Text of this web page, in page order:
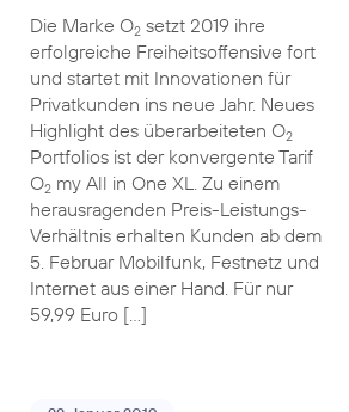
Die Marke O2setzt 2019 ihre
erfolgreiche Freiheitsoffensive fort
und startet mit Innovationen für
Privatkunden ins neue Jahr. Neues
Highlight des überarbeiteten O2
Portfolios ist der konvergente Tarif
O2my All in One XL. Zu einem
herausragenden Preis-Leistungs-
Verhältnis erhalten Kunden ab dem
5. Februar Mobilfunk, Festnetz und
Internet aus einer Hand. Für nur
59,99 Euro […]